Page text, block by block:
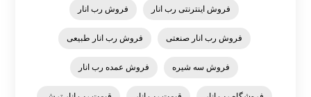
فروش اینترنتی رب انار فروش رب انار
فروش رب انار صنعتی فروش رب انار طبیعی
فروش سه شیره فروش عمده رب انار